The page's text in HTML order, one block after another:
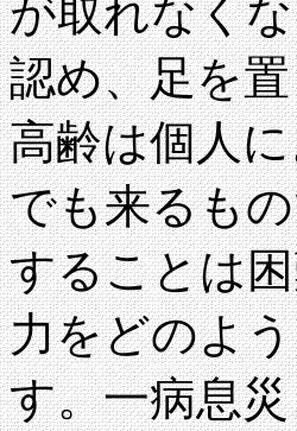
が取れなく
認め、足を
高齢は個人
でも来るも
することは
力をどのよ
す。一病息